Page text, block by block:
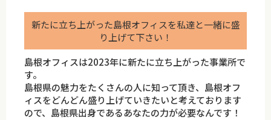
新たに立ち上がった島根オフィスを私達と一緒に盛
り上げて下さい！
島根オフィスは2023年に新たに立ち上がった事業所で
す。
島根県の魅力をたくさんの人に知って頂き、島根オフ
ィスをどんどん盛り上げていきたいと考えております
ので、島根県出身であるあなたの力が必要なんです！